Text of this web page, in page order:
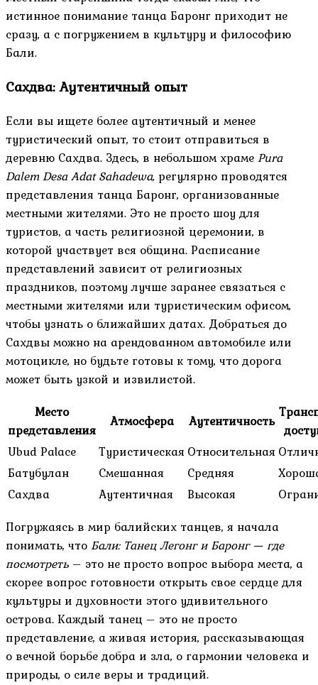
истинное понимание танца Баронг приходит не
сразу, а с погружением в культуру и философию
Бали.
Сахдва: Аутентичный опыт
Если вы ищете более аутентичный и менее
туристический опыт, то стоит отправиться в
деревню Сахдва. Здесь, в небольшом храмеPura
Dalem Desa Adat Sahadewa, регулярно проводятся
представления танца Баронг, организованные
местными жителями. Это не просто шоу для
туристов, а часть религиозной церемонии, в
которой участвует вся община. Расписание
представлений зависит от религиозных
праздников, поэтому лучше заранее связаться с
местными жителями или туристическим офисом,
чтобы узнать о ближайших датах. Добраться до
Сахдвы можно на арендованном автомобиле или
мотоцикле, но будьте готовы к тому, что дорога
может быть узкой и извилистой.
Место
представления
Атмосфера Аутентичность
Ubud Palace
ТуристическаяОтносительная
Батубулан
Смешанная Средняя
Сахдва
Аутентичная Высокая
Погружаясь в мир балийских танцев, я начала
понимать, что Бали: Танец Легонг и Баронг — где
посмотреть – это не просто вопрос выбора места, а
скорее вопрос готовности открыть свое сердце для
культуры и духовности этого удивительного
острова. Каждый танец – это не просто
представление, а живая история, рассказывающая
о вечной борьбе добра и зла, о гармонии человека и
природы, о силе веры и традиций.